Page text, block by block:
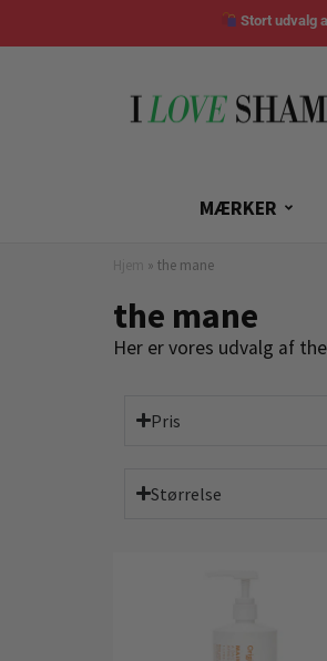
Stort udvalg
MÆRKER
» the mane
the mane
Her er vores udvalg af
Pris
Størrelse